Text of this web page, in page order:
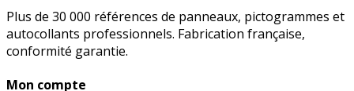
Plus de 30 000 références de panneaux, pictogrammes et
autocollants professionnels. Fabrication française,
conformité garantie.
Mon compte